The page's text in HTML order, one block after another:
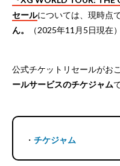
セールについては、現時点
ん。
（2025年11月5日現在）
公式チケットリセールがお
ールサービスのチケジャム
・ チケジャム